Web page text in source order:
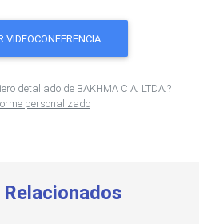
VIDEOCONFERENCIA
detallado de BAKHMA CIA. LTDA.?
personalizado